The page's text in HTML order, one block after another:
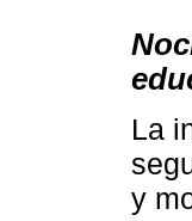
La
y